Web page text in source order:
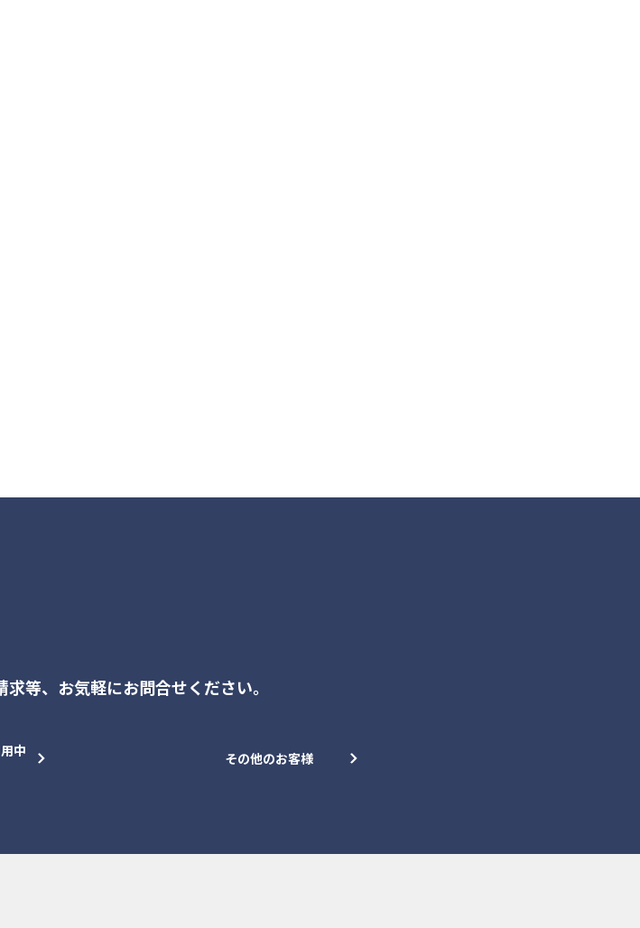
等、 お気軽にお問合せください。
中
その他のお客様